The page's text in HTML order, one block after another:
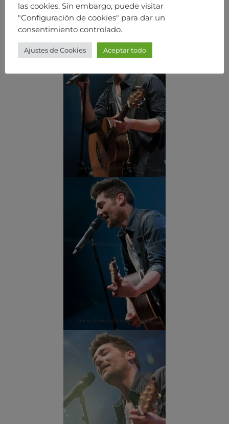
las cookies. Sin embargo, puede visitar
"Configuración de cookies" para dar un
consentimiento controlado.
Ajustes de Cookies Aceptar todo